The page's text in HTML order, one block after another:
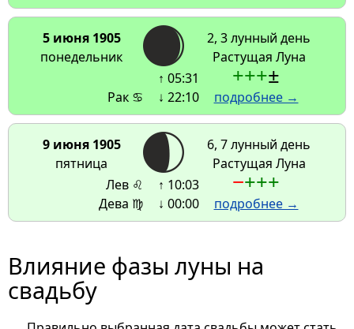
5 июня 1905
понедельник
2, 3 лунный день
Растущая Луна
Рак ♋
↑ 05:31
↓ 22:10
+++±
подробнее →
9 июня 1905
пятница
6, 7 лунный день
Растущая Луна
Лев ♌
Дева ♍
↑ 10:03
↓ 00:00
−+++
подробнее →
Влияние фазы луны на
свадьбу